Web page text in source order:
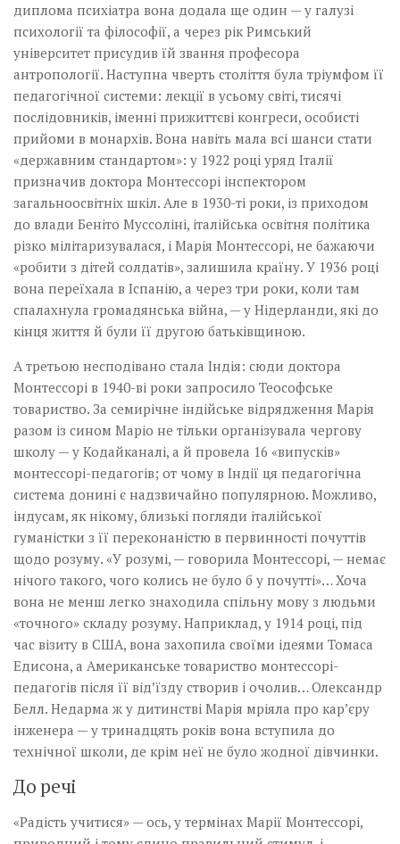
диплома психіатра вона додала ще один — у галузі
психології та філософії, а через рік Римський
університет присудив їй звання професора
антропології. Наступна чверть століття була тріумфом її
педагогічної системи: лекції в усьому світі, тисячі
послідовників, іменні прижиттєві конгреси, особисті
прийоми в монархів. Вона навіть мала всі шанси стати
«державним стандартом»: у 1922 році уряд Італії
призначив доктора Монтессорі інспектором
загальноосвітніх шкіл. Але в 1930-ті роки, із приходом
до влади Беніто Муссоліні, італійська освітня політика
різко мілітаризувалася, і Марія Монтессорі, не бажаючи
«робити з дітей солдатів», залишила країну. У 1936 році
вона переїхала в Іспанію, а через три роки, коли там
спалахнула громадянська війна, — у Нідерланди, які до
кінця життя й були її другою батьківщиною.
А третьою несподівано стала Індія: сюди доктора
Монтессорі в 1940-ві роки запросило Теософське
товариство. За семирічне індійське відрядження Марія
разом із сином Маріо не тільки організувала чергову
школу — у Кодайканалі, а й провела 16 «випусків»
монтессорі-педагогів; от чому в Індії ця педагогічна
система донині є надзвичайно популярною. Можливо,
індусам, як нікому, близькі погляди італійської
гуманістки з її переконаністю в первинності почуттів
щодо розуму. «У розумі, — говорила Монтессорі, — немає
нічого такого, чого колись не було б у почутті»… Хоча
вона не менш легко знаходила спільну мову з людьми
«точного» складу розуму. Наприклад, у 1914 році, під
час візиту в США, вона захопила своїми ідеями Томаса
Едисона, а Американське товариство монтессорі-
педагогів після її від’їзду створив і очолив… Олександр
Белл. Недарма ж у дитинстві Марія мріяла про кар’єру
інженера — у тринадцять років вона вступила до
технічної школи, де крім неї не було жодної дівчинки.
До речі
«Радість учитися» — ось, у термінах Марії Монтессорі,